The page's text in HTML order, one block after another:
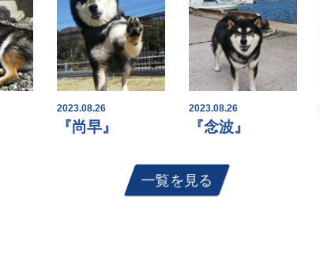
2023.08.26
『尚早』
2023.08.26
『念波』
一覧を見る